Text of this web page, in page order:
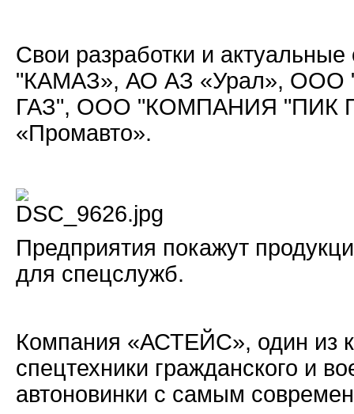
Свои разработки и
"КАМАЗ», АО АЗ «Урал», ООО
ГАЗ", ООО "КОМПАНИЯ "ПИК
«Промавто».
Предприятия покажут
для спецслужб.
Компания «АСТЕЙС», один из
спецтехники гражданского и
автоновинки с самым